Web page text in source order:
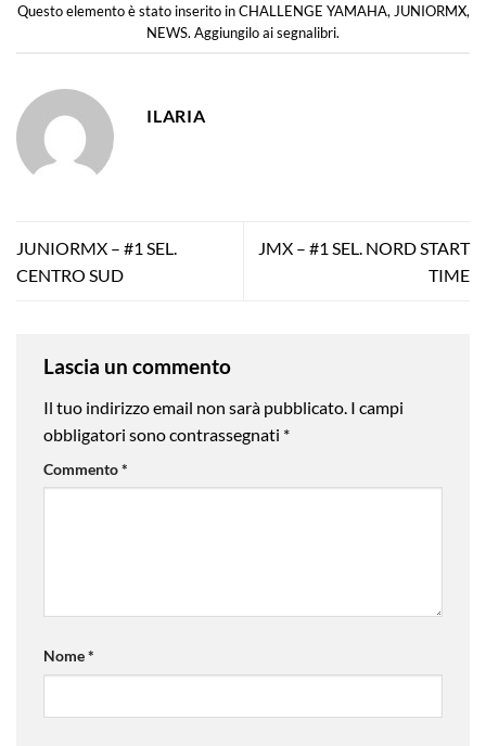
Questo elemento è stato inserito inCHALLENGE YAMAHA, JUNIORMX,
NEWS. Aggiungilo aisegnalibri.
ILARIA
JUNIORMX – #1 SEL.
CENTRO SUD
JMX – #1 SEL. NORD START
TIME
Lascia un commento
Il tuo indirizzo email non sarà pubblicato. I campi
obbligatori sono contrassegnati *
Commento*
Nome*